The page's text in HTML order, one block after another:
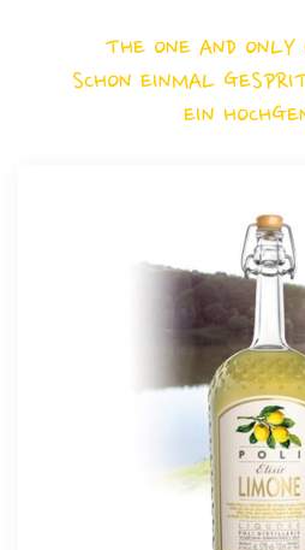
THE ONE AND ONLY
SCHON EINMAL
EIN